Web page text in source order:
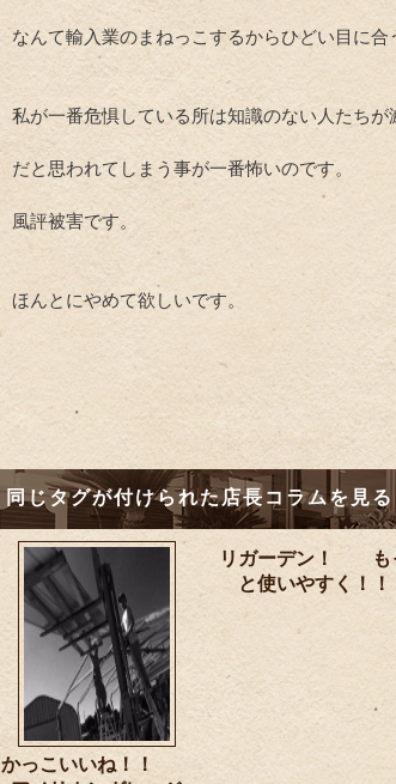
なんて輸入業のまねっこするからひどい目に合
私が一番危惧している所は知識のない人たち
だと思われてしまう事が一番怖いのです。
風評被害です。
ほんとにやめて欲しいです。
同じタグが付けられた店長コラムを見る
かっこいいね！！
リガーデン！ も
と使いやすく！！